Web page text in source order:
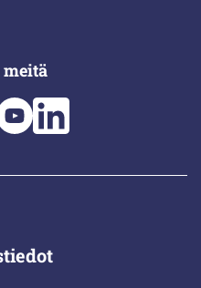
meitä